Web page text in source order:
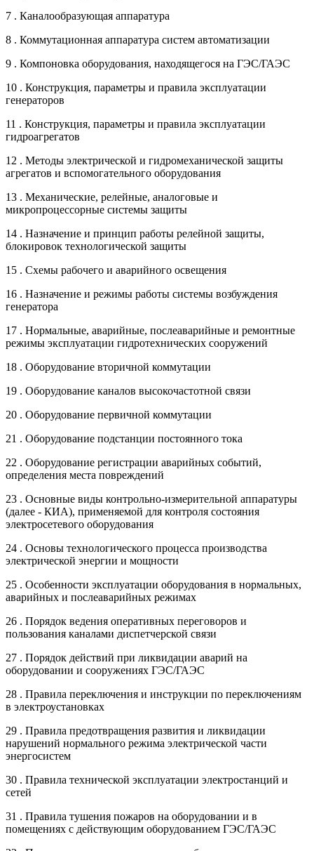
7 . Каналообразующая аппаратура
8 . Коммутационная аппаратура систем автоматизации
9 . Компоновка оборудования, находящегося на ГЭС/ГАЭС
10 . Конструкция, параметры и правила эксплуатации
генераторов
11 . Конструкция, параметры и правила эксплуатации
гидроагрегатов
12 . Методы электрической и гидромеханической защиты
агрегатов и вспомогательного оборудования
13 . Механические, релейные, аналоговые и
микропроцессорные системы защиты
14 . Назначение и принцип работы релейной защиты,
блокировок технологической защиты
15 . Схемы рабочего и аварийного освещения
16 . Назначение и режимы работы системы возбуждения
генератора
17 . Нормальные, аварийные, послеаварийные и ремонтные
режимы эксплуатации гидротехнических сооружений
18 . Оборудование вторичной коммутации
19 . Оборудование каналов высокочастотной связи
20 . Оборудование первичной коммутации
21 . Оборудование подстанции постоянного тока
22 . Оборудование регистрации аварийных событий,
определения места повреждений
23 . Основные виды контрольно-измерительной аппаратуры
(далее - КИА), применяемой для контроля состояния
электросетевого оборудования
24 . Основы технологического процесса производства
электрической энергии и мощности
25 . Особенности эксплуатации оборудования в нормальных,
аварийных и послеаварийных режимах
26 . Порядок ведения оперативных переговоров и
пользования каналами диспетчерской связи
27 . Порядок действий при ликвидации аварий на
оборудовании и сооружениях ГЭС/ГАЭС
28 . Правила переключения и инструкции по переключениям
в электроустановках
29 . Правила предотвращения развития и ликвидации
нарушений нормального режима электрической части
энергосистем
30 . Правила технической эксплуатации электростанций и
сетей
31 . Правила тушения пожаров на оборудовании и в
помещениях с действующим оборудованием ГЭС/ГАЭС